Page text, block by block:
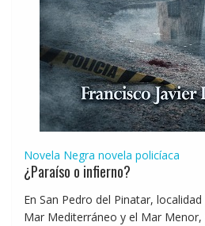
Novela Negra novela policíaca
¿Paraíso o infierno?
En San Pedro del Pinatar,
Mar Mediterráneo y el Mar Menor,